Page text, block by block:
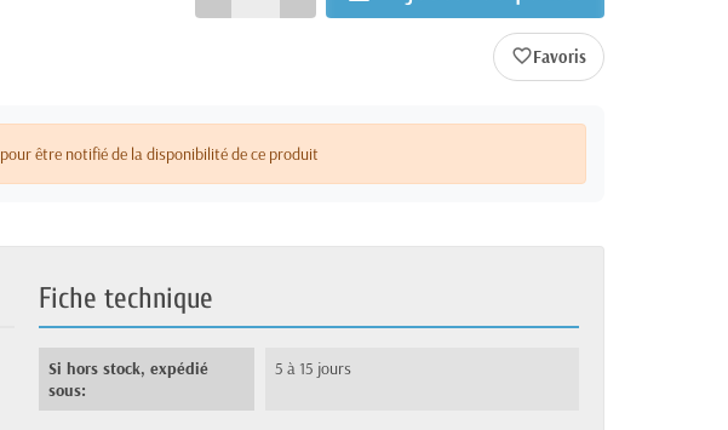
favorite_border
pour être notifié de la disponibilité de ce produit
Fiche technique
Si hors stock, expédié
sous:
5 à 15 jours